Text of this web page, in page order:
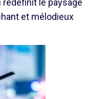
redéfinit le paysage
et mélodieux